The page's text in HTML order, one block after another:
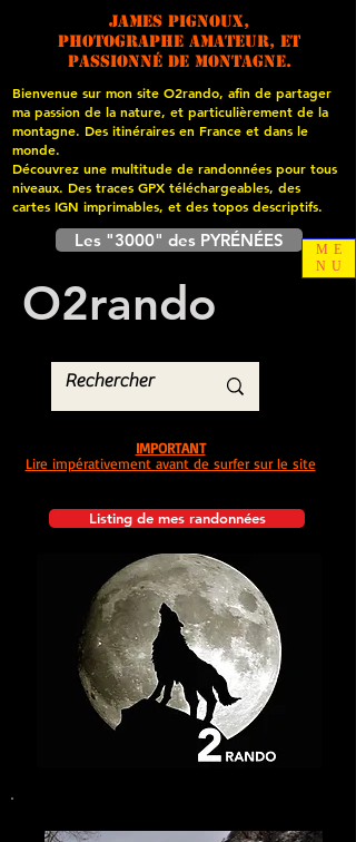
James PIGNOUX,
photographe amateur, et
passionné de montagne.
Bienvenue sur mon site O2rando, afin de partager
ma passion de la nature, et particulièrement de la
montagne. Des itinéraires en France et dans le
monde.
Découvrez une multitude de randonnées pour tous
niveaux. Des traces GPX téléchargeables, des
cartes IGN imprimables, et des topos descriptifs.
Les "3000" des PYRÉNÉES
O2rando
Listing de mes randonnées
IMPORTANT
Lire impérativement avant de surfer sur le site
ME
NU